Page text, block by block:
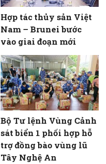
Hợp tác thủy sản Việt
Nam – Brunei bước
vào giai đoạn mới
Bộ Tư lệnh Vùng Cảnh
sát biển 1 phối hợp hỗ
trợ đồng bào vùng lũ
Tây Nghệ An